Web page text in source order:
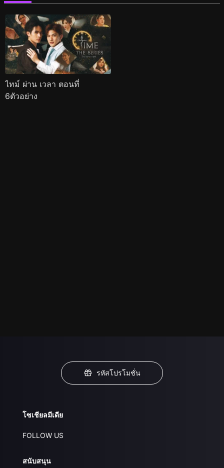
ไทม์ ผ่าน เวลา ตอนที่
6ตัวอย่าง
รหัสโปรโมชั่น
โซเชียลมีเดีย
FOLLOW US
สนับสนุน